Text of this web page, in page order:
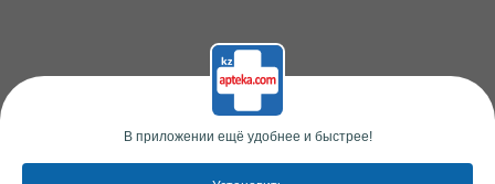
В приложении ещё удобнее и быстрее!